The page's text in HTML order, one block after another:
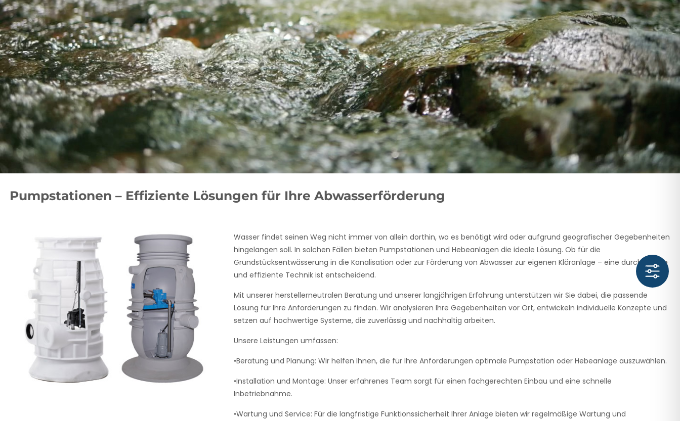
Pumpstationen – Effiziente Lösungen für Ihre Abwasserförderung
Wasser findet seinen Weg nicht immer von allein dorthin, wo es benötigt wird oder aufgrund geografischer Gegebenheiten
hingelangen soll. In solchen Fällen bieten Pumpstationen und Hebeanlagen die ideale Lösung. Ob für die
Grundstücksentwässerung in die Kanalisation oder zur Förderung von Abwasser zur eigenen Kläranlage – eine durchdachte
und effiziente Technik ist entscheidend.
Mit unserer herstellerneutralen Beratung und unserer langjährigen Erfahrung unterstützen wir Sie dabei, die passende
Lösung für Ihre Anforderungen zu finden. Wir analysieren Ihre Gegebenheiten vor Ort, entwickeln individuelle Konzepte und
setzen auf hochwertige Systeme, die zuverlässig und nachhaltig arbeiten.
Unsere Leistungen umfassen:
•Beratung und Planung: Wir helfen Ihnen, die für Ihre Anforderungen optimale Pumpstation oder Hebeanlage auszuwählen.
•Installation und Montage: Unser erfahrenes Team sorgt für einen fachgerechten Einbau und eine schnelle
Inbetriebnahme.
•Wartung und Service: Für die langfristige Funktionssicherheit Ihrer Anlage bieten wir regelmäßige Wartung und